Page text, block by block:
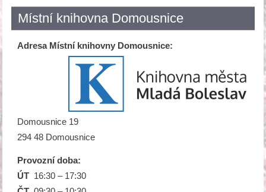
Místní knihovna Domousnice
Adresa Místní knihovny Domousnice:
Domousnice 19
294 48 Domousnice
Provozní doba:
ÚT 16:30 – 17:30